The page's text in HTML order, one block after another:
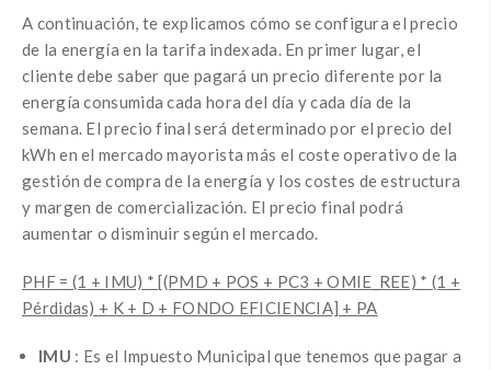
A continuación, te explicamos cómo se configura el precio
de la energía en la tarifa indexada. En primer lugar, el
cliente debe saber que pagará un precio diferente por la
energía consumida cada hora del día y cada día de la
semana. El precio final será determinado por el precio del
kWh en el mercado mayorista más el coste operativo de la
gestión de compra de la energía y los costes de estructura
y margen de comercialización. El precio final podrá
aumentar o disminuir según el mercado.
PHF = (1 + IMU) * [(PMD + POS + PC3 + OMIE_REE) * (1 +
Pérdidas) + K + D + FONDO EFICIENCIA] + PA
IMU : Es el Impuesto Municipal que tenemos que pagar a